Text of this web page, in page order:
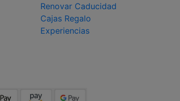
Renovar Caducidad
Cajas Regalo
Experiencias